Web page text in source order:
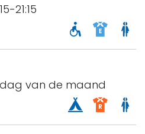
21:15
van de maand